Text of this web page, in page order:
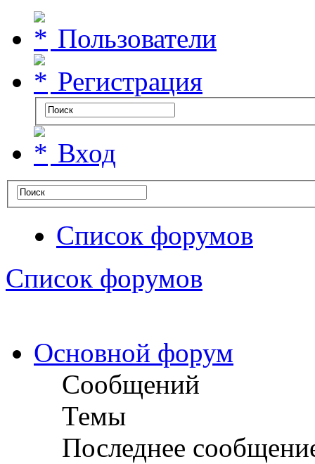
Пользователи
Регистрация
Вход
Список форумов
Список форумов
Основной форум
Сообщений
Темы
Последнее